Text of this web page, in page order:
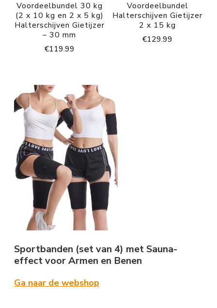
Voordeelbundel 30 kg
(2 x 10 kg en 2 x 5 kg)
Halterschijven Gietijzer
– 30 mm
€119.99
Voordeelbundel
Halterschijven Gietijzer
2 x 15 kg
€129.99
Sportbanden (set van 4) met Sauna-
effect voor Armen en Benen
Ga naar de webshop